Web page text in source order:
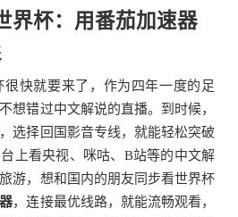
界杯：用番茄加速器
很快就要来了，作为四年一度的足
想错过中文解说的直播。到时候，
，选择回国影音专线，就能轻松突破
上看央视、咪咕、B站等的中文解
游，想和国内的朋友同步看世界杯
，连接最优线路，就能流畅观看，